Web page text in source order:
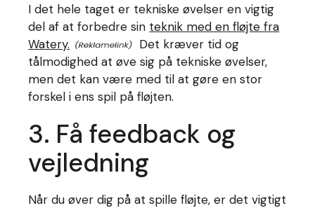
I det hele taget er tekniske øvelser en vigtig
del af at forbedre sin teknik med en fløjte fra
Watery.
Det kræver tid og
tålmodighed at øve sig på tekniske øvelser,
men det kan være med til at gøre en stor
forskel i ens spil på fløjten.
3. Få feedback og
vejledning
Når du øver dig på at spille fløjte, er det vigtigt